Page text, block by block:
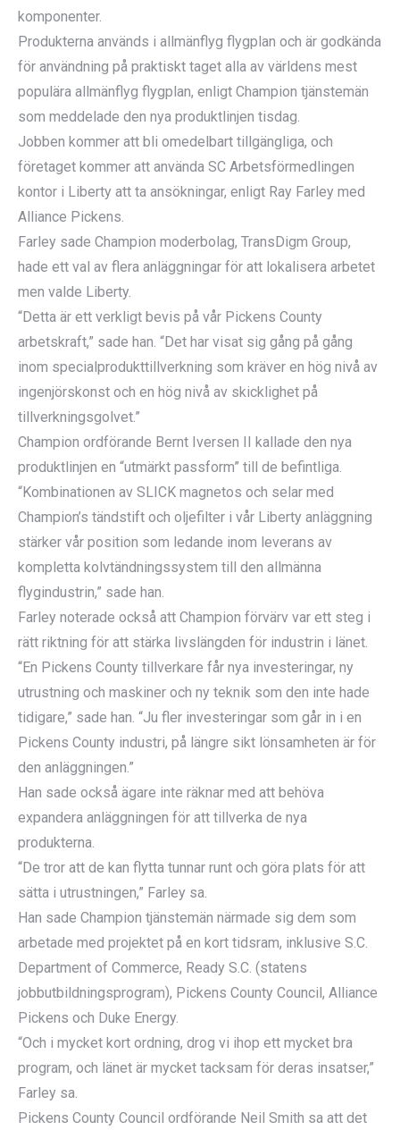
komponenter.
Produkterna används i allmänflyg flygplan och är godkända
för användning på praktiskt taget alla av världens mest
populära allmänflyg flygplan, enligt Champion tjänstemän
som meddelade den nya produktlinjen tisdag.
Jobben kommer att bli omedelbart tillgängliga, och
företaget kommer att använda SC Arbetsförmedlingen
kontor i Liberty att ta ansökningar, enligt Ray Farley med
Alliance Pickens.
Farley sade Champion moderbolag, TransDigm Group,
hade ett val av flera anläggningar för att lokalisera arbetet
men valde Liberty.
“Detta är ett verkligt bevis på vår Pickens County
arbetskraft,” sade han. “Det har visat sig gång på gång
inom specialprodukttillverkning som kräver en hög nivå av
ingenjörskonst och en hög nivå av skicklighet på
tillverkningsgolvet.”
Champion ordförande Bernt Iversen II kallade den nya
produktlinjen en “utmärkt passform” till de befintliga.
“Kombinationen av SLICK magnetos och selar med
Champion’s tändstift och oljefilter i vår Liberty anläggning
stärker vår position som ledande inom leverans av
kompletta kolvtändningssystem till den allmänna
flygindustrin,” sade han.
Farley noterade också att Champion förvärv var ett steg i
rätt riktning för att stärka livslängden för industrin i länet.
“En Pickens County tillverkare får nya investeringar, ny
utrustning och maskiner och ny teknik som den inte hade
tidigare,” sade han. “Ju fler investeringar som går in i en
Pickens County industri, på längre sikt lönsamheten är för
den anläggningen.”
Han sade också ägare inte räknar med att behöva
expandera anläggningen för att tillverka de nya
produkterna.
“De tror att de kan flytta tunnar runt och göra plats för att
sätta i utrustningen,” Farley sa.
Han sade Champion tjänstemän närmade sig dem som
arbetade med projektet på en kort tidsram, inklusive S.C.
Department of Commerce, Ready S.C. (statens
jobbutbildningsprogram), Pickens County Council, Alliance
Pickens och Duke Energy.
“Och i mycket kort ordning, drog vi ihop ett mycket bra
program, och länet är mycket tacksam för deras insatser,”
Farley sa.
Pickens County Council ordförande Neil Smith sa att det